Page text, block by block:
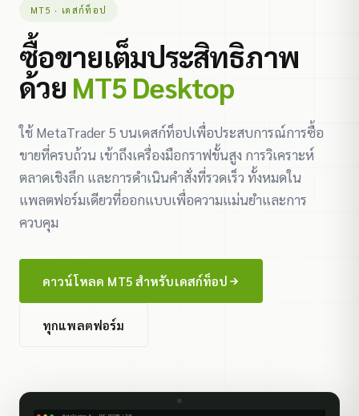
MT5 · เดสก์ท็อป
ซื้อขายเต็มประสิทธิภาพ
ด้วย MT5 Desktop
ใช้ MetaTrader 5 บนเดสก์ท็อปเพื่อประสบการณ์การซื้อ
ขายที่ครบถ้วน เข้าถึงเครื่องมือกราฟขั้นสูง การวิเคราะห์
ตลาดเชิงลึก และการดำเนินคำสั่งที่รวดเร็ว ทั้งหมดใน
แพลตฟอร์มเดียวที่ออกแบบเพื่อความแม่นยำและการ
ควบคุม
ดาวน์โหลด MT5 สำหรับเดสก์ท็อป
ทุกแพลตฟอร์ม